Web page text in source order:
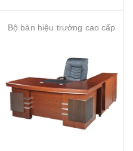
Bộ bàn hiệu trưởng cao cấp